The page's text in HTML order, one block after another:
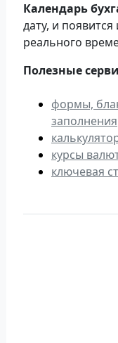
Календарь
дату, и
реального
Полезные
формы,
заполнения
курсы
ключевая